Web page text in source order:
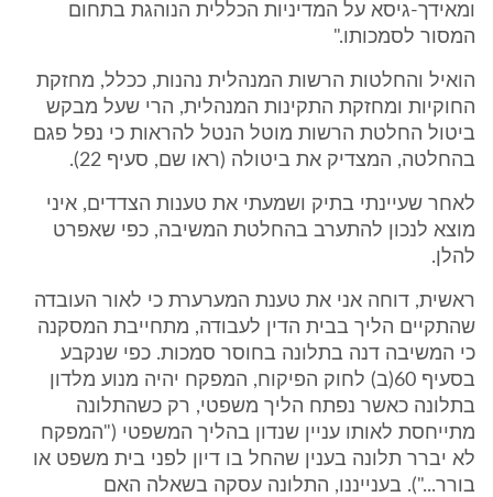
ומאידך-גיסא על המדיניות הכללית הנוהגת בתחום
המסור לסמכותו."
הואיל והחלטות הרשות המנהלית נהנות, ככלל, מחזקת
החוקיות ומחזקת התקינות המנהלית, הרי שעל מבקש
ביטול החלטת הרשות מוטל הנטל להראות כי נפל פגם
בהחלטה, המצדיק את ביטולה (ראו שם, סעיף 22).
לאחר שעיינתי בתיק ושמעתי את טענות הצדדים, איני
מוצא לנכון להתערב בהחלטת המשיבה, כפי שאפרט
להלן.
ראשית, דוחה אני את טענת המערערת כי לאור העובדה
שהתקיים הליך בבית הדין לעבודה, מתחייבת המסקנה
כי המשיבה דנה בתלונה בחוסר סמכות. כפי שנקבע
בסעיף 60(ב) לחוק הפיקוח, המפקח יהיה מנוע מלדון
בתלונה כאשר נפתח הליך משפטי, רק כשהתלונה
מתייחסת לאותו עניין שנדון בהליך המשפטי ("המפקח
לא יברר תלונה בענין שהחל בו דיון לפני בית משפט או
בורר..."). בענייננו, התלונה עסקה בשאלה האם